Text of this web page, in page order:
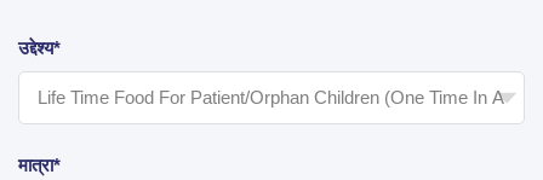
उद्देश्य*
मात्रा*